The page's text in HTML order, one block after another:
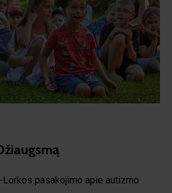
Lorkos pasakojimo apie autizmo